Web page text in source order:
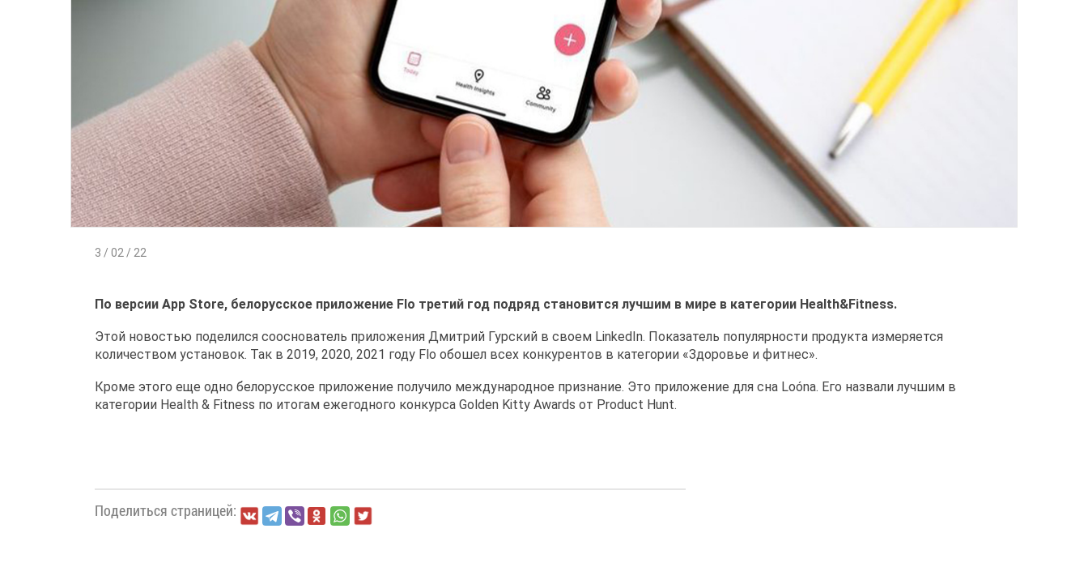
3 / 02 / 22
По версии App Store, белорусское приложение Flo третий год подряд становится лучшим в мире в категории Health&Fitness.
Этой новостью поделился сооснователь приложения Дмитрий Гурский в своем LinkedIn. Показатель популярности продукта измеряется
количеством установок. Так в 2019, 2020, 2021 году Flo обошел всех конкурентов в категории «Здоровье и фитнес».
Кроме этого еще одно белорусское приложение получило международное признание. Это приложение для сна Loóna. Его назвали лучшим в
категории Health & Fitness по итогам ежегодного конкурса Golden Kitty Awards от Product Hunt.
Поделиться страницей: